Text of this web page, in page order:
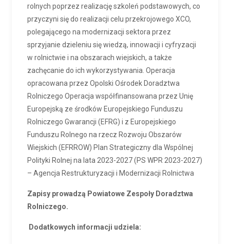
rolnych poprzez realizację szkoleń podstawowych, co
przyczyni się do realizacji celu przekrojowego XCO,
polegającego na modernizacji sektora przez
sprzyjanie dzieleniu się wiedzą, innowacji i cyfryzacji
w rolnictwie i na obszarach wiejskich, a także
zachęcanie do ich wykorzystywania. Operacja
opracowana przez Opolski Ośrodek Doradztwa
Rolniczego Operacja współfinansowana przez Unię
Europejską ze środków Europejskiego Funduszu
Rolniczego Gwarancji (EFRG) i z Europejskiego
Funduszu Rolnego na rzecz Rozwoju Obszarów
Wiejskich (EFRROW) Plan Strategiczny dla Wspólnej
Polityki Rolnej na lata 2023-2027 (PS WPR 2023-2027)
– Agencja Restrukturyzacji i Modernizacji Rolnictwa
Zapisy prowadzą Powiatowe Zespoły Doradztwa
Rolniczego.
Dodatkowych informacji udziela: